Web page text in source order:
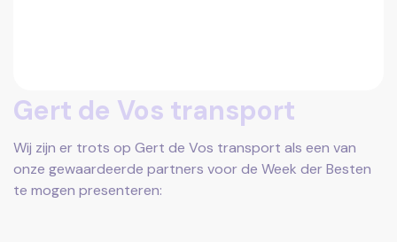
Gert de Vos transport
Wij zijn er trots op Gert de Vos transport als een van
onze gewaardeerde partners voor de Week der Besten
te mogen presenteren: